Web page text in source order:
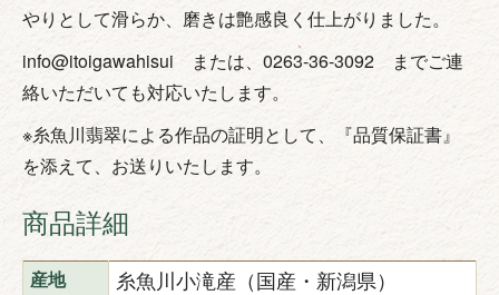
やりとして滑らか、磨きは艶感良く仕上がりました。
info@itoigawahisui または、0263-36-3092 までご連
絡いただいても対応いたします。
※糸魚川翡翠による作品の証明として、『品質保証書』
を添えて、お送りいたします。
商品詳細
産地 糸魚川小滝産（国産・新潟県）